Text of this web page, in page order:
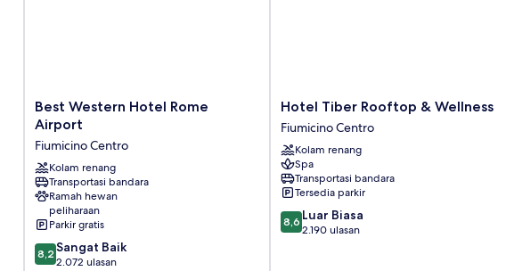
Best
Western
Hotel
Rome
Airport
Fiumicino
Centro
Best Western Hotel Rome
Airport
Fiumicino Centro
Kolam renang
Transportasi bandara
Ramah hewan
peliharaan
Parkir gratis
8.2
dari
8,2 Sangat Baik
2.072 ulasan
Hotel
Tiber
Rooftop
&
Wellness
Fiumicino
Centro
Hotel Tiber Rooftop & Wellness
Fiumicino Centro
Kolam renang
Spa
Transportasi bandara
Tersedia parkir
8.6
dari
8,6 Luar Biasa
2.190 ulasan